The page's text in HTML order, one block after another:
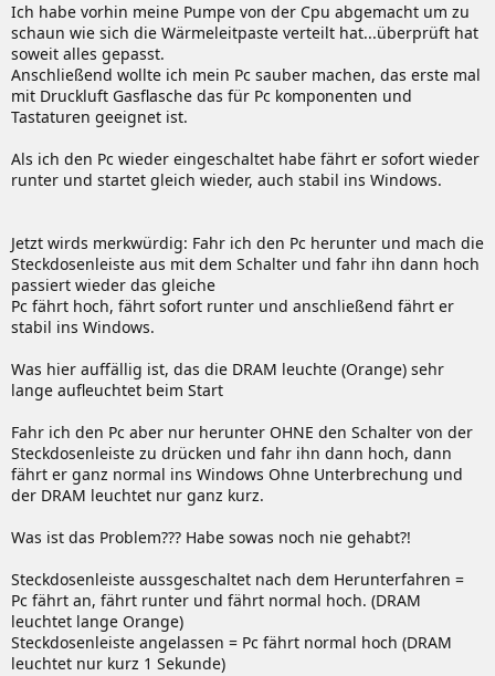
Ich habe vorhin meine Pumpe von der Cpu abgemacht um zu
schaun wie sich die Wärmeleitpaste verteilt hat...überprüft hat
soweit alles gepasst.
Anschließend wollte ich mein Pc sauber machen, das erste mal
mit Druckluft Gasflasche das für Pc komponenten und
Tastaturen geeignet ist.
Als ich den Pc wieder eingeschaltet habe fährt er sofort wieder
runter und startet gleich wieder, auch stabil ins Windows.
Jetzt wirds merkwürdig: Fahr ich den Pc herunter und mach die
Steckdosenleiste aus mit dem Schalter und fahr ihn dann hoch
passiert wieder das gleiche
Pc fährt hoch, fährt sofort runter und anschließend fährt er
stabil ins Windows.
Was hier auffällig ist, das die DRAM leuchte (Orange) sehr
lange aufleuchtet beim Start
Fahr ich den Pc aber nur herunter OHNE den Schalter von der
Steckdosenleiste zu drücken und fahr ihn dann hoch, dann
fährt er ganz normal ins Windows Ohne Unterbrechung und
der DRAM leuchtet nur ganz kurz.
Was ist das Problem??? Habe sowas noch nie gehabt?!
Steckdosenleiste aussgeschaltet nach dem Herunterfahren =
Pc fährt an, fährt runter und fährt normal hoch. (DRAM
leuchtet lange Orange)
Steckdosenleiste angelassen = Pc fährt normal hoch (DRAM
leuchtet nur kurz 1 Sekunde)